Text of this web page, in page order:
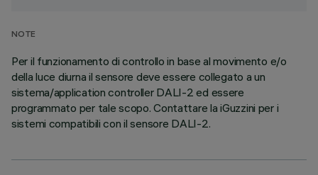
NOTE
Per il funzionamento di controllo in base al movimento e/o
della luce diurna il sensore deve essere collegato a un
sistema/application controller DALI-2 ed essere
programmato per tale scopo. Contattare la iGuzzini per i
sistemi compatibili con il sensore DALI-2.